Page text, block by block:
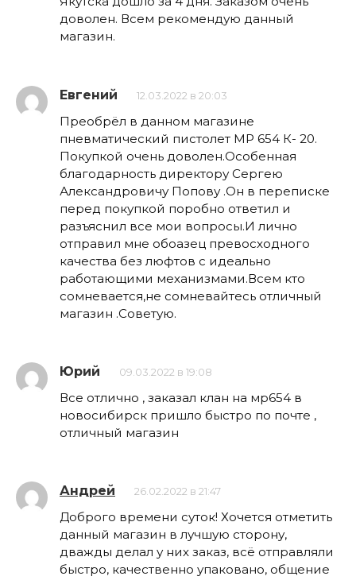
доволен. Всем рекомендую данный
магазин.
Евгений 12.03.2022 в 20:03
Преобрёл в данном магазине
пневматический пистолет МР 654 К- 20.
Покупкой очень доволен.Особенная
благодарность директору Сергею
Александровичу Попову .Он в переписке
перед покупкой поробно ответил и
разъяснил все мои вопросы.И лично
отправил мне обоазец превосходного
качества без люфтов с идеально
работающими механизмами.Всем кто
сомневается,не сомневайтесь отличный
магазин .Советую.
Юрий 09.03.2022 в 19:08
Все отлично , заказал клан на мр654 в
новосибирск пришло быстро по почте ,
отличный магазин
Андрей 26.02.2022 в 21:47
Доброго времени суток! Хочется отметить
данный магазин в лучшую сторону,
дважды делал у них заказ, всё отправляли
быстро, качественно упаковано, общение